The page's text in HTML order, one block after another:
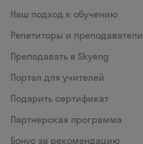
Наш подход к обучению
Репетиторы и преподаватели
Преподавать в Skyeng
Портал для учителей
Подарить сертификат
Партнерская программа
Бонус за рекомендацию